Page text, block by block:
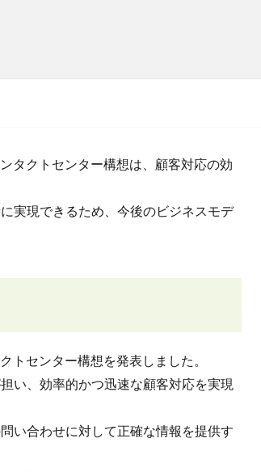
タクトセンター構想は、顧客対応の効
実現できるため、今後のビジネスモデ
トセンター構想を発表しました。
い、効率的かつ迅速な顧客対応を実現
い合わせに対して正確な情報を提供す